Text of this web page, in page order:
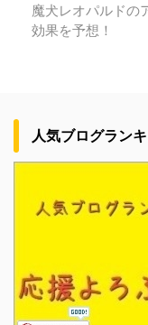
魔犬レオパルドの
効果を予想！
人気ブログラン